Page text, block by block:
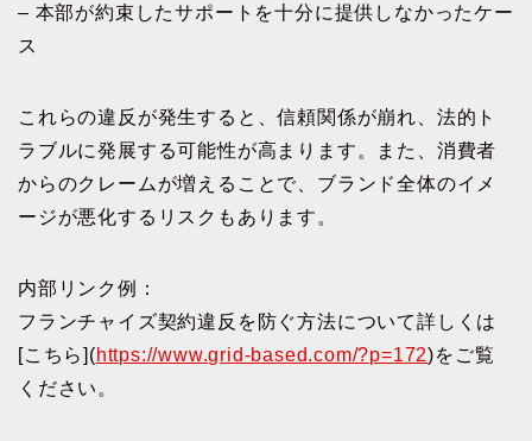
– 本部が約束したサポートを十分に提供しなかったケー
ス
これらの違反が発生すると、信頼関係が崩れ、法的ト
ラブルに発展する可能性が高まります。また、消費者
からのクレームが増えることで、ブランド全体のイメ
ージが悪化するリスクもあります。
内部リンク例：
フランチャイズ契約違反を防ぐ方法について詳しくは
[こちら](https://www.grid-based.com/?p=172)をご覧
ください。